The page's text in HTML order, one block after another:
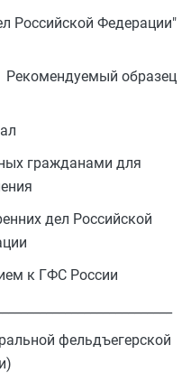
Российской Федерации"
Рекомендуемый образец
гражданами для
дел Российской
к ГФС России
фельдъегерской